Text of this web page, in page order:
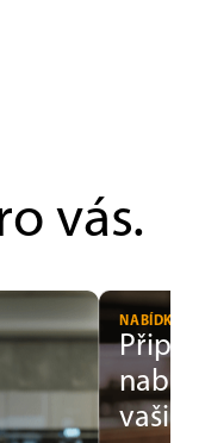
vás.
NABÍDKY